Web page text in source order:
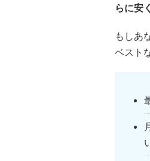
らに安
もしあ
ベスト